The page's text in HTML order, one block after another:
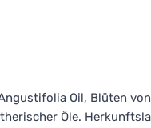
Oil, Blüten
Öle.